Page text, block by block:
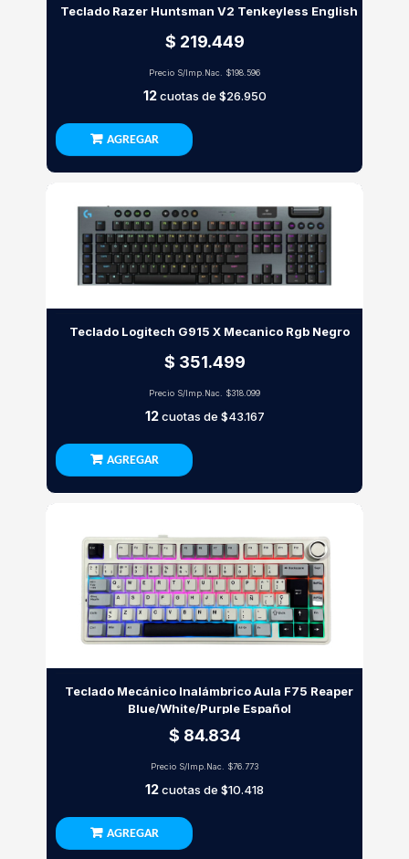
Teclado Razer Huntsman V2 Tenkeyless English
$ 219.449
Precio S/Imp.Nac. $198.596
12cuotas de $26.950
AGREGAR
Teclado Logitech G915 X Mecanico Rgb Negro
$ 351.499
Precio S/Imp.Nac. $318.099
12cuotas de $43.167
AGREGAR
Teclado Mecánico Inalámbrico Aula F75 Reaper
Blue/White/Purple Español
$ 84.834
Precio S/Imp.Nac. $76.773
12cuotas de $10.418
AGREGAR